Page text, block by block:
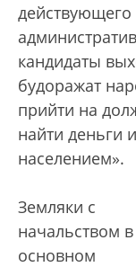
кандидаты
будоражат
прийти на
найти деньги
населением».
Земляки с
начальством в
основном